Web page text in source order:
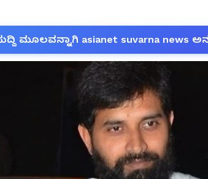
ಮೂಲವನ್ನಾಗಿ asianet suvarna news